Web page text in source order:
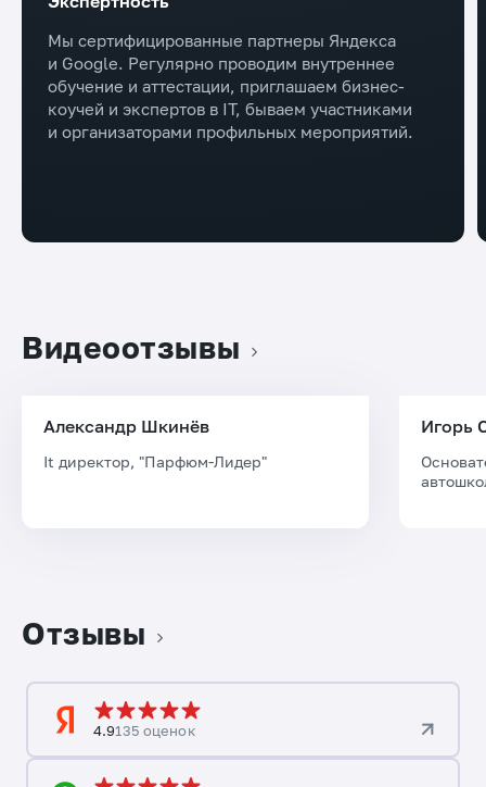
Мы сертифицированные партнеры Яндекса
и Google. Регулярно проводим внутреннее
обучение и аттестации, приглашаем бизнес-
коучей и экспертов в IT, бываем участниками
и организаторами профильных мероприятий.
Видеоотзывы
Александр Шкинёв
It директор, "Парфюм-Лидер"
Игорь
Отзывы
4.9135 оценок